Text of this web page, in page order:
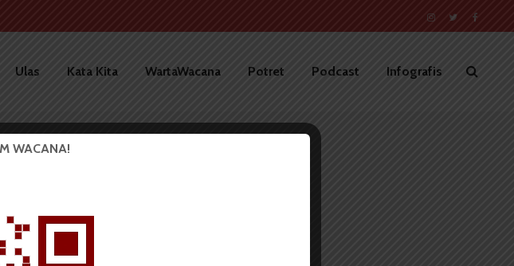
Ulas Kata Kita WartaWacana Potret Podcast Infografis
WACANA!